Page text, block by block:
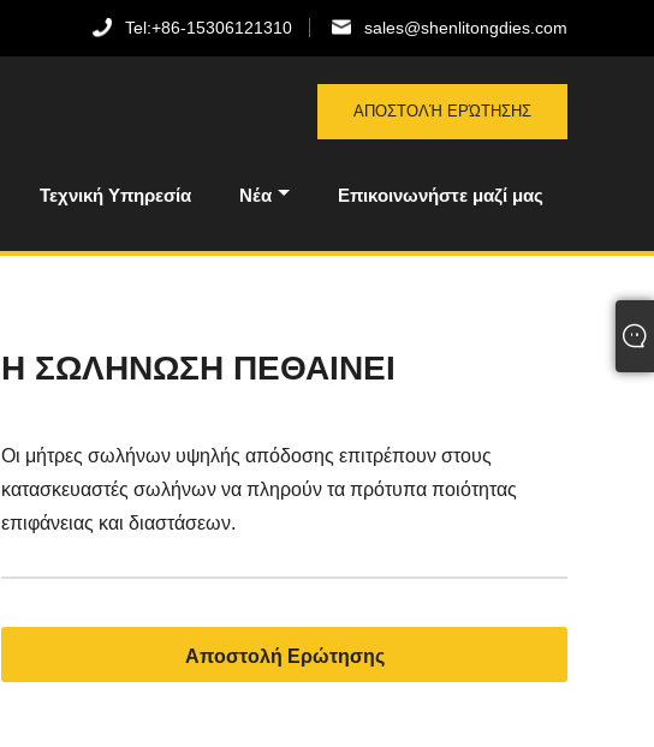
Tel:+86-15306121310 sales@shenlitongdies.com
ΑΠΟΣΤΟΛΉ ΕΡΏΤΗΣΗΣ
Τεχνική Υπηρεσία Νέα Επικοινωνήστε μαζί μας
Η ΣΩΛΗΝΩΣΗ ΠΕΘΑΙΝΕΙ
Οι μήτρες σωλήνων υψηλής απόδοσης επιτρέπουν στους
κατασκευαστές σωλήνων να πληρούν τα πρότυπα ποιότητας
επιφάνειας και διαστάσεων.
Αποστολή Ερώτησης